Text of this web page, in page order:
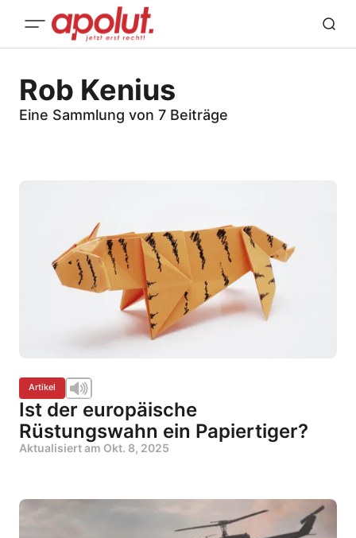
Rob Kenius
Eine Sammlung von 7 Beiträge
Artikel
Ist der europäische
Rüstungswahn ein Papiertiger?
Aktualisiert am Okt. 8, 2025